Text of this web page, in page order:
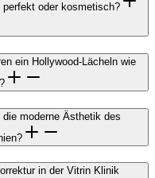
oder kosmetisch?
ein Hollywood-Lächeln wie
moderne Ästhetik des
in der Vitrin Klinik